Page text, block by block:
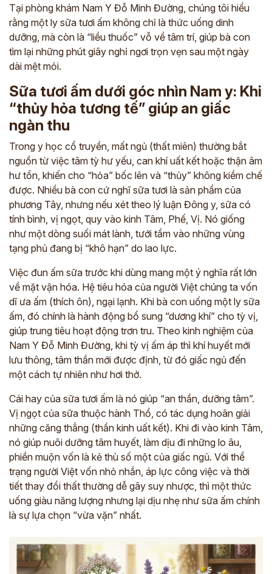
Tại phòng khám Nam Y Đỗ Minh Đường, chúng tôi hiểu
rằng một ly sữa tươi ấm không chỉ là thức uống dinh
dưỡng, mà còn là “liều thuốc” vỗ về tâm trí, giúp bà con
tìm lại những phút giây nghỉ ngơi trọn vẹn sau một ngày
dài mệt mỏi.
Sữa tươi ấm dưới góc nhìn Nam y: Khi
“thủy hỏa tương tế” giúp an giấc
ngàn thu
Trong y học cổ truyền, mất ngủ (thất miên) thường bắt
nguồn từ việc tâm tỳ hư yếu, can khí uất kết hoặc thận âm
hư tổn, khiến cho “hỏa” bốc lên và “thủy” không kiềm chế
được. Nhiều bà con cứ nghĩ sữa tươi là sản phẩm của
phương Tây, nhưng nếu xét theo lý luận Đông y, sữa có
tính bình, vị ngọt, quy vào kinh Tâm, Phế, Vị. Nó giống
như một dòng suối mát lành, tưới tẩm vào những vùng
tạng phủ đang bị “khô hạn” do lao lực.
Việc đun ấm sữa trước khi dùng mang một ý nghĩa rất lớn
về mặt vận hóa. Hệ tiêu hóa của người Việt chúng ta vốn
dĩ ưa ấm (thích ôn), ngại lạnh. Khi bà con uống một ly sữa
ấm, đó chính là hành động bổ sung “dương khí” cho tỳ vị,
giúp trung tiêu hoạt động trơn tru. Theo kinh nghiệm của
Nam Y Đỗ Minh Đường, khi tỳ vị ấm áp thì khí huyết mới
lưu thông, tâm thần mới được định, từ đó giấc ngủ đến
một cách tự nhiên như hơi thở.
Cái hay của sữa tươi ấm là nó giúp “an thần, dưỡng tâm”.
Vị ngọt của sữa thuộc hành Thổ, có tác dụng hoãn giải
những căng thẳng (thần kinh uất kết). Khi đi vào kinh Tâm,
nó giúp nuôi dưỡng tâm huyết, làm dịu đi những lo âu,
phiền muộn vốn là kẻ thù số một của giấc ngủ. Với thể
trạng người Việt vốn nhỏ nhắn, áp lực công việc và thời
tiết thay đổi thất thường dễ gây suy nhược, thì một thức
uống giàu năng lượng nhưng lại dịu nhẹ như sữa ấm chính
là sự lựa chọn “vừa vặn” nhất.